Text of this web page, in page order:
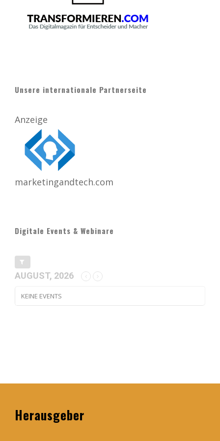
Unsere internationale Partnerseite
Anzeige
marketingandtech.com
Digitale Events & Webinare
AUGUST, 2026
KEINE EVENTS
Herausgeber